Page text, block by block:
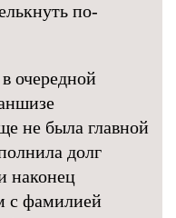
по-
очередной
не была главной
долг
наконец
с фамилией